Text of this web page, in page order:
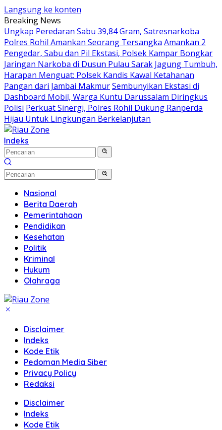
Langsung ke konten
Breaking News
Ungkap Peredaran Sabu 39,84 Gram, Satresnarkoba
Polres Rohil Amankan Seorang Tersangka Amankan 2
Pengedar, Sabu dan Pil Ekstasi, Polsek Kampar Bongkar
Jaringan Narkoba di Dusun Pulau Sarak Jagung Tumbuh,
Harapan Menguat: Polsek Kandis Kawal Ketahanan
Pangan dari Jambai MakmurSembunyikan Ekstasi di
Dashboard Mobil, Warga Kuntu Darussalam Diringkus
Polisi Perkuat Sinergi, Polres Rohil Dukung Ranperda
Hijau Untuk Lingkungan Berkelanjutan
Indeks
Nasional
Berita Daerah
Pemerintahaan
Pendidikan
Kesehatan
Politik
Kriminal
Hukum
Olahraga
Disclaimer
Indeks
Kode Etik
Pedoman Media Siber
Privacy Policy
Redaksi
Disclaimer
Indeks
Kode Etik